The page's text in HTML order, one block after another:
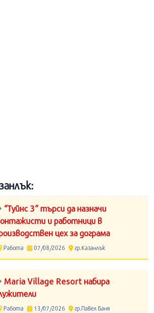
“Туйнс 3“ търси да назначи
и работници в
цех за дограма
Работа 07/08/2026 гр.Казанлък
Maria Village Resort набира
Работа 13/07/2026 гр.Павел Баня